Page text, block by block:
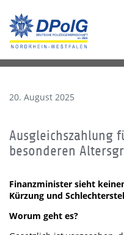
20. August 2025
Ausgleichszahlung
besonderen
Finanzminister sieht
Kürzung und
Worum geht es?